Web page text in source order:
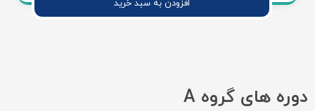
دوره های گروه A